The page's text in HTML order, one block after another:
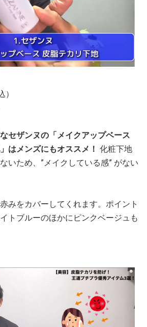
）
セザンヌの「メイクアップベース
はメンズにもオススメ！ 化粧下地
いため、”メイクしている感” がない
みをカバーしてくれます。ポイント
トブルーのほかにピンクベージュも